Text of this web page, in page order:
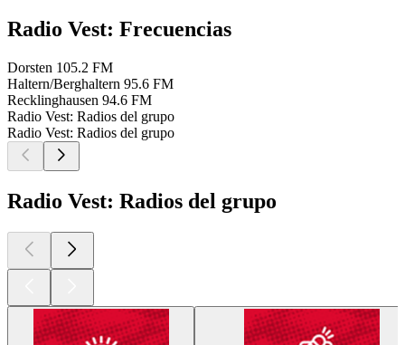
Radio Vest: Frecuencias
Dorsten 105.2 FM
Haltern/Berghaltern 95.6 FM
Recklinghausen 94.6 FM
Radio Vest: Radios del grupo
Radio Vest: Radios del grupo
Radio Vest: Radios del grupo